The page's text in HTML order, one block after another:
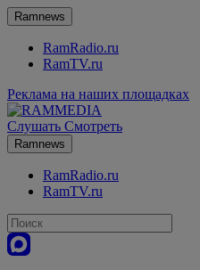
Ramnews
RamRadio.ru
RamTV.ru
Реклама на наших площадках
Слушать Смотреть
Ramnews
RamRadio.ru
RamTV.ru